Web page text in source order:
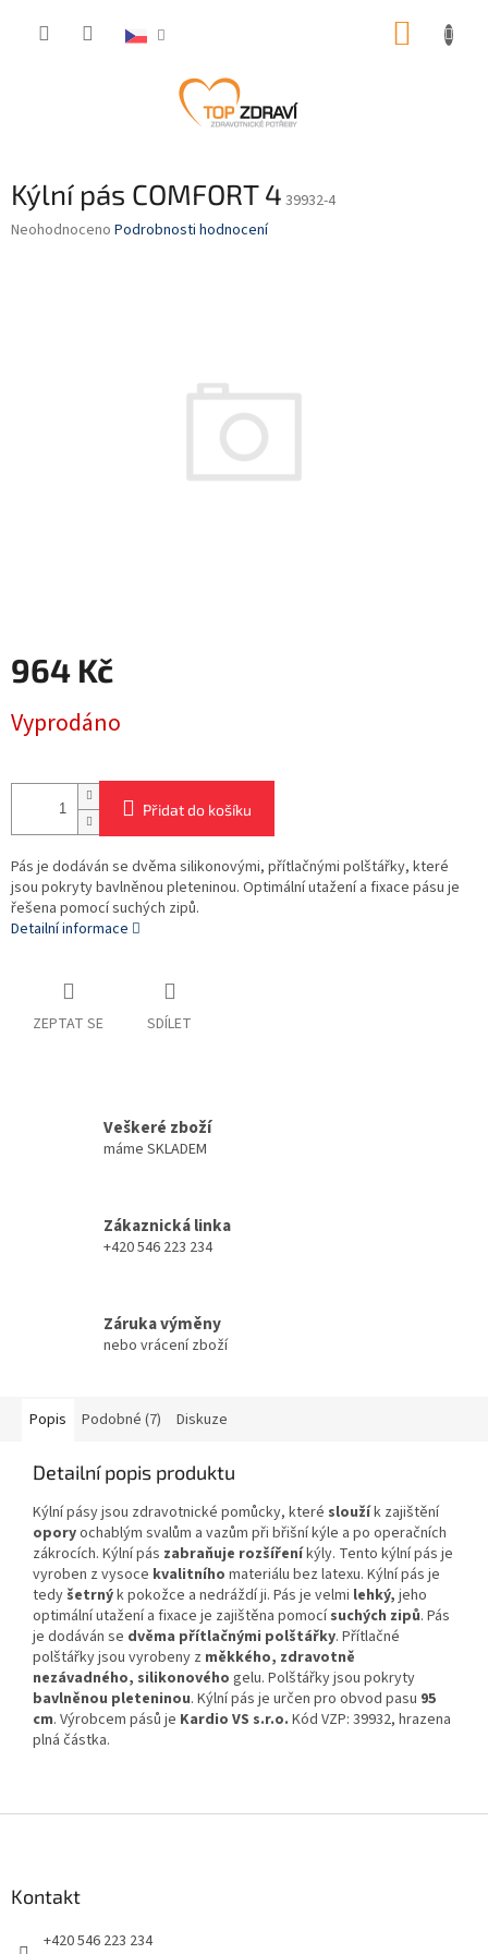
Kýlní pás COMFORT 4 39932-4
Průměrné
Neohodnoceno Podrobnosti hodnocení
964 Kč
cena:
Vyprodáno
Přidat do košíku
Pás je dodáván se dvěma silikonovými, přítlačnými polštářky, které
jsou pokryty bavlněnou pleteninou. Optimální utažení a fixace pásu je
řešena pomocí suchých zipů.
Detailní informace
ZEPTAT SE SDÍLET
Veškeré zboží
máme SKLADEM
Zákaznická linka
+420 546 223 234
Záruka výměny
nebo vrácení zboží
Popis Podobné (7) Diskuze
Detailní popis produktu
Kýlní pásy jsou zdravotnické pomůcky, které sloužík zajištění
oporyochablým svalům a vazům při břišní kýle a po operačních
zákrocích. Kýlní pás zabraňuje rozšířeníkýly. Tento kýlní pás je
vyroben z vysoce kvalitního materiálu bez latexu. Kýlní pás je
tedy šetrnýk pokožce a nedráždí ji. Pás je velmi lehký, jeho
optimální utažení a fixace je zajištěna pomocísuchých zipů. Pás
je dodáván se dvěma přítlačnými polštářky. Přítlačné
polštářky jsou vyrobeny z měkkého, zdravotně
nezávadného, silikonového gelu. Polštářky jsou pokryty
bavlněnou pleteninou. Kýlní pás je určen pro obvod pasu 95
cm. Výrobcem pásů je Kardio VS s.r.o. Kód VZP: 39932, hrazena
plná částka.
Kontakt
+420 546 223 234